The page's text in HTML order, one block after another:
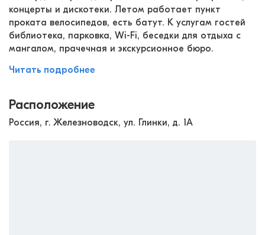
концерты и дискотеки. Летом работает пункт
проката велосипедов, есть батут. К услугам гостей
библиотека, парковка, Wi-Fi, беседки для отдыха с
мангалом, прачечная и экскурсионное бюро.
Читать подробнее
Расположение
Россия, г. Железноводск, ул. Глинки, д. 1А